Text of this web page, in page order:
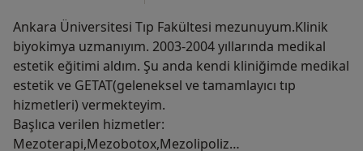
Ankara Üniversitesi Tıp Fakültesi mezunuyum.Klinik
biyokimya uzmanıyım. 2003-2004 yıllarında medikal
estetik eğitimi aldım. Şu anda kendi kliniğimde medikal
estetik ve GETAT(geleneksel ve tamamlayıcı tıp
hizmetleri) vermekteyim.
Başlıca verilen hizmetler:
Mezoterapi,Mezobotox,Mezolipoliz